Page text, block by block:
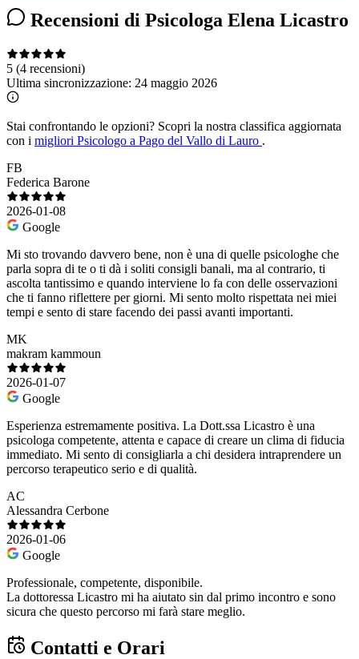
Recensioni di Psicologa Elena Licastro
5 (4 recensioni)
Ultima sincronizzazione: 24 maggio 2026
Stai confrontando le opzioni? Scopri la nostra classifica aggiornata
con i migliori Psicologo a Pago del Vallo di Lauro .
FB
Federica Barone
2026-01-08
Google
Mi sto trovando davvero bene, non è una di quelle psicologhe che
parla sopra di te o ti dà i soliti consigli banali, ma al contrario, ti
ascolta tantissimo e quando interviene lo fa con delle osservazioni
che ti fanno riflettere per giorni. Mi sento molto rispettata nei miei
tempi e sento di stare facendo dei passi avanti importanti.
MK
makram kammoun
2026-01-07
Google
Esperienza estremamente positiva. La Dott.ssa Licastro è una
psicologa competente, attenta e capace di creare un clima di fiducia
immediato. Mi sento di consigliarla a chi desidera intraprendere un
percorso terapeutico serio e di qualità.
AC
Alessandra Cerbone
2026-01-06
Google
Professionale, competente, disponibile.
La dottoressa Licastro mi ha aiutato sin dal primo incontro e sono
sicura che questo percorso mi farà stare meglio.
Contatti e Orari